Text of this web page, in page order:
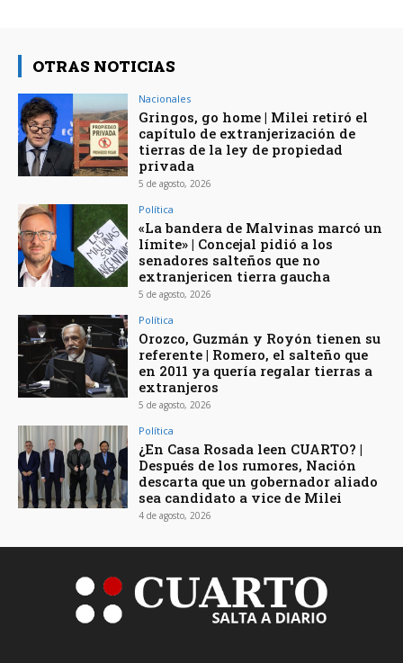
OTRAS NOTICIAS
Nacionales
Gringos, go home | Milei retiró el
capítulo de extranjerización de
tierras de la ley de propiedad
privada
5 de agosto, 2026
Política
«La bandera de Malvinas marcó un
límite» | Concejal pidió a los
senadores salteños que no
extranjericen tierra gaucha
5 de agosto, 2026
Política
Orozco, Guzmán y Royón tienen su
referente | Romero, el salteño que
en 2011 ya quería regalar tierras a
extranjeros
5 de agosto, 2026
Política
¿En Casa Rosada leen CUARTO? |
Después de los rumores, Nación
descarta que un gobernador aliado
sea candidato a vice de Milei
4 de agosto, 2026